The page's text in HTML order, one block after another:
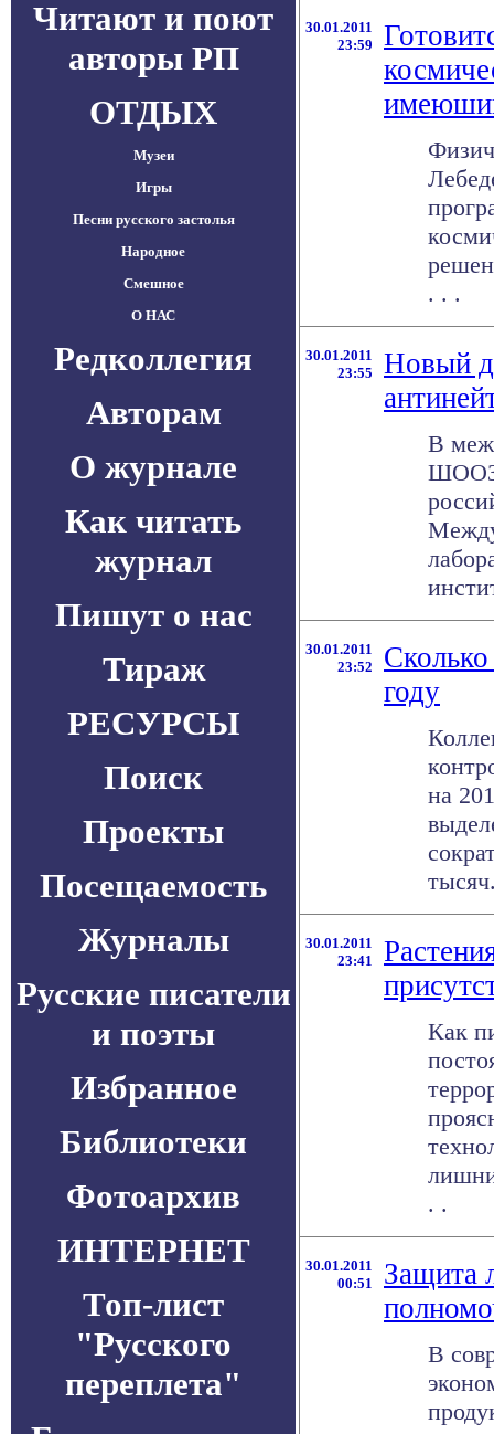
Читают и поют
авторы РП
ОТДЫХ
Музеи
Игры
Песни русского застолья
Народное
Смешное
О НАС
Редколлегия
Авторам
О журнале
Как читать
журнал
Пишут о нас
Тираж
РЕСУРСЫ
Поиск
Проекты
Посещаемость
Журналы
Русские писатели
и поэты
Избранное
Библиотеки
Фотоархив
ИНТЕРНЕТ
Топ-лист
"Русского
переплета"
30.01.2011
23:59
. . .
30.01.2011
23:55
Новый
В
30.01.2011
23:52
году
на
30.01.2011
23:41
Как
. .
30.01.2011
00:51
Защита
В